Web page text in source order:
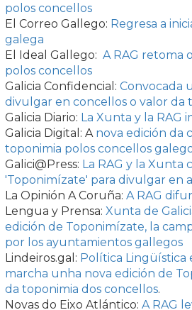
polos concellos
El Correo Gallego: Regresa a
galega
El Ideal Gallego: A RAG retoma
polos concellos
Galicia Confidencial: Convocada
divulgar en concellos o valor da
Galicia Diario: La Xunta y la RAG
Galicia Digital: Anova edición da
toponimia polos concellos
Galici@Press: La RAG y la Xunta
'Toponimízate' para divulgar en
La Opinión A Coruña: A RAG
Lengua y Prensa: Xunta de
edición de Toponimízate, la
por los ayuntamientos gallegos
Lindeiros.gal: Política Lingüística
marcha unha nova edición de
da toponimia dos concellos.
Novas do Eixo Atlántico: A RAG